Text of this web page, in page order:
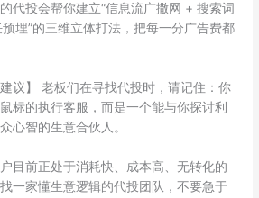
代投会帮你建立“信息流广撒网 + 搜索词
埋”的三维立体打法，把每一分广告费都
议】 老板们在寻找代投时，请记住：你
标的执行客服，而是一个能与你探讨利
心智的生意合伙人。
目前正处于消耗快、成本高、无转化的
一家懂生意逻辑的代投团队，不要急于